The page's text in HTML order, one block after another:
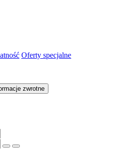
Oferty specjalne
zwrotne